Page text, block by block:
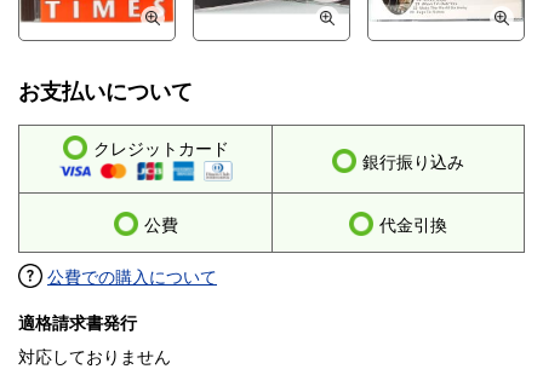
お支払いについて
クレジットカード
銀行振り込み
公費 代金引換
公費での購入について
適格請求書発行
対応しておりません